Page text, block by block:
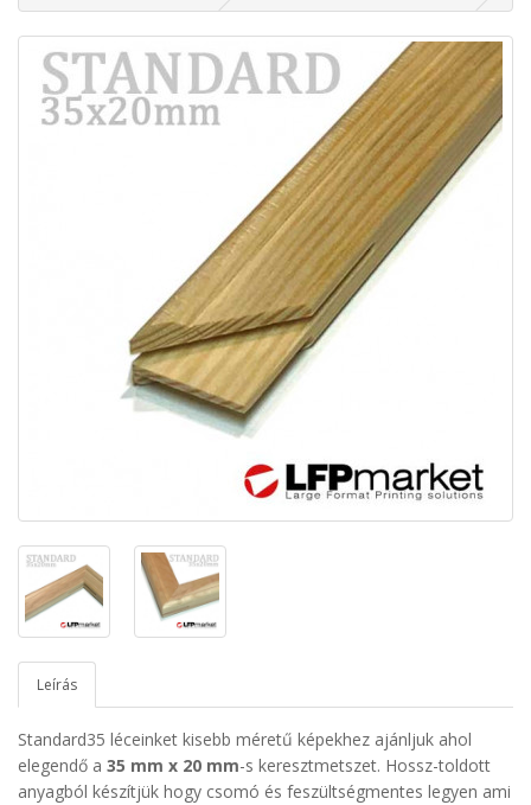
Leírás
Standard35 léceinket kisebb méretű képekhez ajánljuk ahol
elegendő a 35 mm x 20 mm-s keresztmetszet. Hossz-toldott
anyagból készítjük hogy csomó és feszültségmentes legyen ami